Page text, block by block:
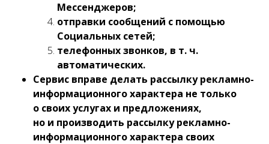
Мессенджеров;
отправки сообщений с помощью
Социальных сетей;
телефонных звонков, в т. ч.
автоматических.
Сервис вправе делать рассылку рекламно-
информационного характера не только
о своих услугах и предложениях,
но и производить рассылку рекламно-
информационного характера своих